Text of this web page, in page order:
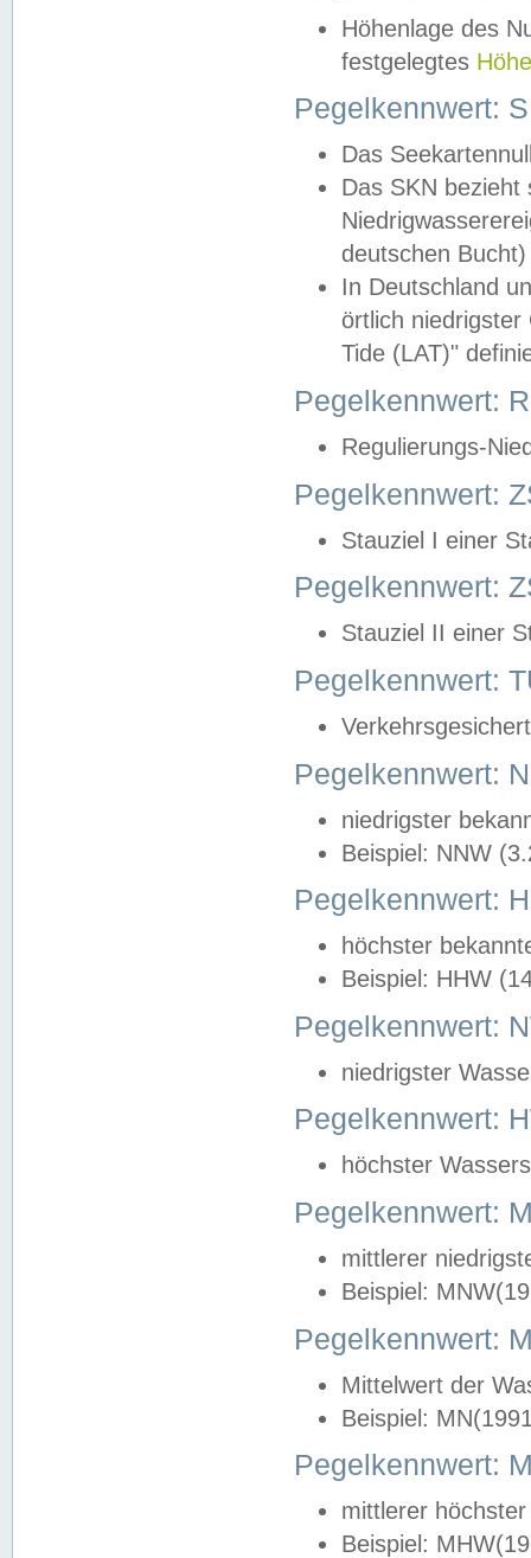
Höhenlage des
festgelegtes
Pegelkennwert:
Das
Das SKN
deutschen
In Deutschland
örtlich
Tide (LAT)"
Pegelkennwert:
Regulierungs-
Pegelkennwert:
Stauziel I einer
Pegelkennwert:
Stauziel II einer
Pegelkennwert:
Pegelkennwert:
niedrigster
Beispiel: NNW
Pegelkennwert:
höchster
Beispiel: HHW
Pegelkennwert:
niedrigster
Pegelkennwert:
höchster
Pegelkennwert:
mittlerer
Beispiel:
Pegelkennwert:
Mittelwert der
Beispiel:
Pegelkennwert:
mittlerer
Beispiel: